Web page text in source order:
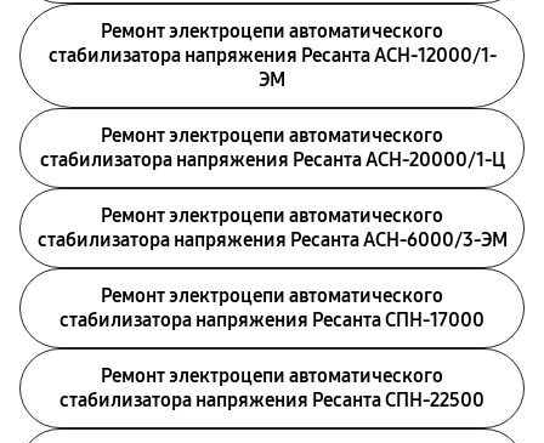
Ремонт электроцепи автоматического
стабилизатора напряжения Ресанта АСН-12000/1-
ЭМ
Ремонт электроцепи автоматического
стабилизатора напряжения Ресанта АСН-20000/1-Ц
Ремонт электроцепи автоматического
стабилизатора напряжения Ресанта АСН-6000/3-ЭМ
Ремонт электроцепи автоматического
стабилизатора напряжения Ресанта СПН-17000
Ремонт электроцепи автоматического
стабилизатора напряжения Ресанта СПН-22500